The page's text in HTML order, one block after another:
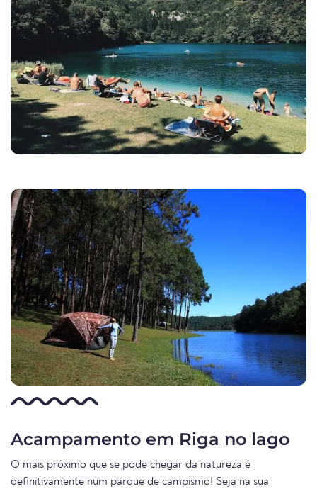
Acampamento em Riga no lago
O mais próximo que se pode chegar da natureza é
definitivamente num parque de campismo! Seja na sua